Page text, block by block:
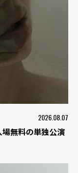
2026.08.07
無料の単独公演